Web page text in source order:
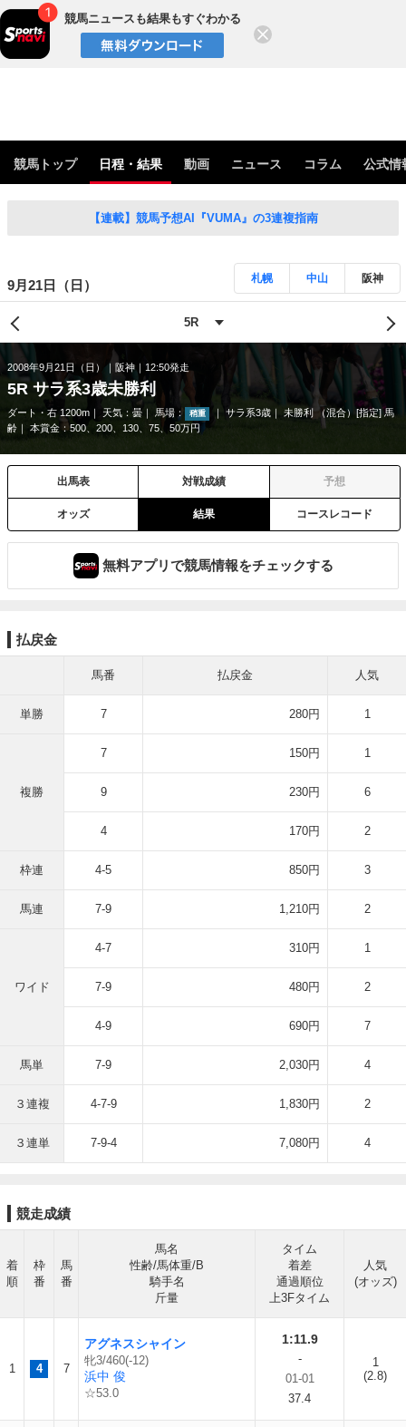
競馬ニュースも結果もすぐわかる
競馬トップ 日程・結果 動画 ニュース コラム 公式情
【連載】競馬予想AI『VUMA』の3連複指南
9月21日（日） 札幌 中山 阪神
2008年9月21日（日） 阪神 12:50発走
5R サラ系3歳未勝利
ダート・右 1200m 天気： 曇 馬場： 稍重 サラ系3歳
未勝利 （混合）[指定] 馬
齢
本賞金：500、200、130、75、50万円
出馬表 対戦成績 予想
オッズ 結果 コースレコード
無料アプリで競馬情報をチェックする
払戻金
馬番 払戻金 人気
単勝 7 280円 1
複勝
7 150円 1
9 230円 6
4 170円 2
枠連 4-5 850円 3
馬連 7-9 1,210円 2
ワイド
4-7 310円 1
7-9 480円 2
4-9 690円 7
馬単 7-9 2,030円 4
３連複 4-7-9 1,830円 2
３連単 7-9-4 7,080円 4
競走成績
着
順
枠
番
馬
番
馬名
性齢/馬体重/B
騎手名
斤量
タイム
着差
通過順位
上3Fタイム
人気
(オッズ)
1 4 7
アグネスシャイン
牝3/460(-12)
浜中 俊
☆53.0
1:11.9
-
01-01
37.4
1
(2.8)